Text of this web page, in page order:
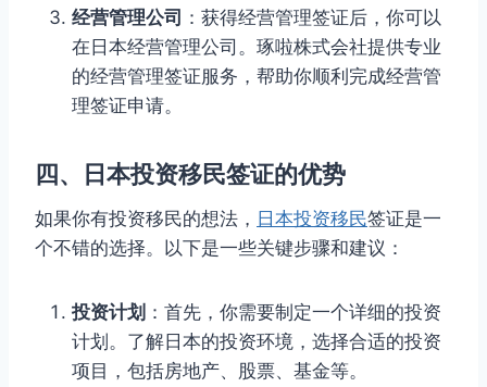
经营管理公司 ：获得经营管理签证后，你可以
在日本经营管理公司。琢啦株式会社提供专业
的经营管理签证服务，帮助你顺利完成经营管
理签证申请。
四、日本投资移民签证的优势
如果你有投资移民的想法， 日本投资移民签证是一
个不错的选择。以下是一些关键步骤和建议：
投资计划 ：首先，你需要制定一个详细的投资
计划。了解日本的投资环境，选择合适的投资
项目，包括房地产、股票、基金等。